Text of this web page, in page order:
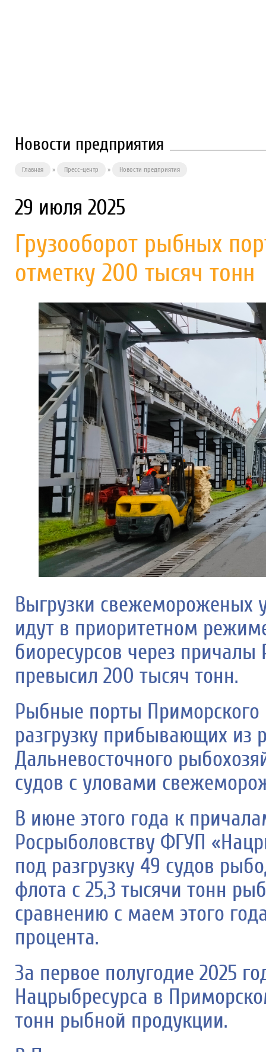
Новости предприятия
Главная » Пресс-центр » Новости предприятия
29 июля 2025
Грузооборот рыбных
отметку 200 тысяч тонн
Выгрузки свежемороженых
идут в приоритетном
биоресурсов через
превысил 200 тысяч тонн.
Рыбные порты
разгрузку прибывающих из
Дальневосточного
судов с уловами
В июне этого года к
Росрыболовству ФГУП
под разгрузку 49 судов
флота с 25,3 тысячи тонн
сравнению с маем этого
процента.
За первое полугодие 2025
Нацрыбресурса в
тонн рыбной продукции.